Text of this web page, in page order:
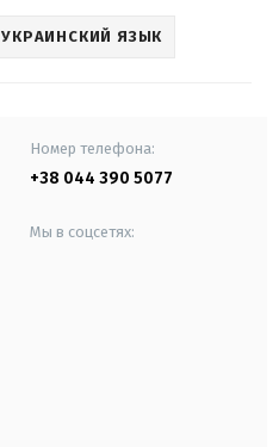
УКРАИНСКИЙ ЯЗЫК
Номер телефона:
+38 044 390 5077
Мы в соцсетях: